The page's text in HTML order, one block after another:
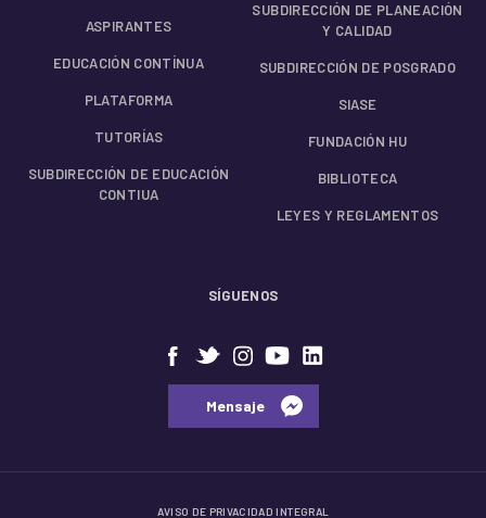
ASPIRANTES
EDUCACIÓN CONTÍNUA
PLATAFORMA
TUTORÍAS
SUBDIRECCIÓN DE EDUCACIÓN
CONTIUA
SUBDIRECCIÓN DE PLANEACIÓN
Y CALIDAD
SUBDIRECCIÓN DE POSGRADO
SIASE
FUNDACIÓN HU
BIBLIOTECA
LEYES Y REGLAMENTOS
SÍGUENOS
⠀⠀Mensaje⠀
AVISO DE PRIVACIDAD INTEGRAL